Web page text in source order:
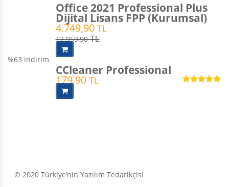
Office 2021 Professional Plus
Dijital Lisans FPP (Kurumsal)
4.749,90 TL
12.959,90TL
%63 indirim
CCleaner Professional
179,90 TL
© 2020 Türkiye’nin Yazılım Tedarikçisi